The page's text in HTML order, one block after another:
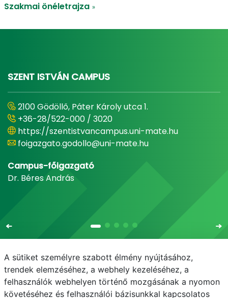
Szakmai önéletrajza »
SZENT ISTVÁN CAMPUS
2100 Gödöllő, Páter Károly utca 1.
+36-28/522-000 / 3020
https://szentistvancampus.uni-mate.hu
foigazgato.godollo@uni-mate.hu
Campus-főigazgató
Dr. Béres András
E-mail Telefonkönyv NEPTUN E-learning
A sütiket személyre szabott élmény nyújtásához,
trendek elemzéséhez, a webhely kezeléséhez, a
felhasználók webhelyen történő mozgásának a nyomon
követéséhez és felhasználói bázisunkkal kapcsolatos